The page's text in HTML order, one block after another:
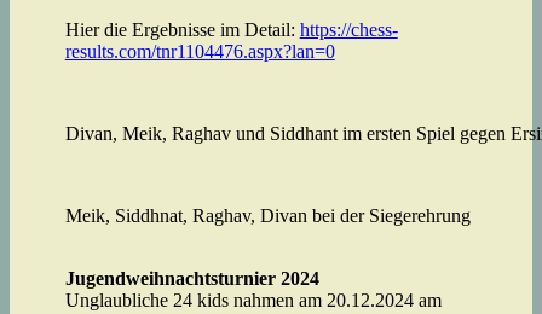
Hier die Ergebnisse im Detail: https://chess-
results.com/tnr1104476.aspx?lan=0
Divan, Meik, Raghav und Siddhant im ersten Spiel gegen
Meik, Siddhnat, Raghav, Divan bei der Siegerehrung
Jugendweihnachtsturnier 2024
Unglaubliche 24 kids nahmen am 20.12.2024 am